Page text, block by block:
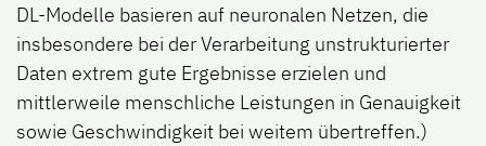
DL-Modelle basieren auf neuronalen Netzen, die
insbesondere bei der Verarbeitung unstrukturierter
Daten extrem gute Ergebnisse erzielen und
mittlerweile menschliche Leistungen in Genauigkeit
sowie Geschwindigkeit bei weitem übertreffen.)